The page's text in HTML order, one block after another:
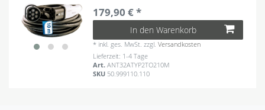
179,90 € *
In den Warenkorb
* inkl. ges. MwSt. zzgl.Versandkosten
Lieferzeit: 1-4 Tage
Art.ANT32ATYP2TO210M
SKU 50.999110.110